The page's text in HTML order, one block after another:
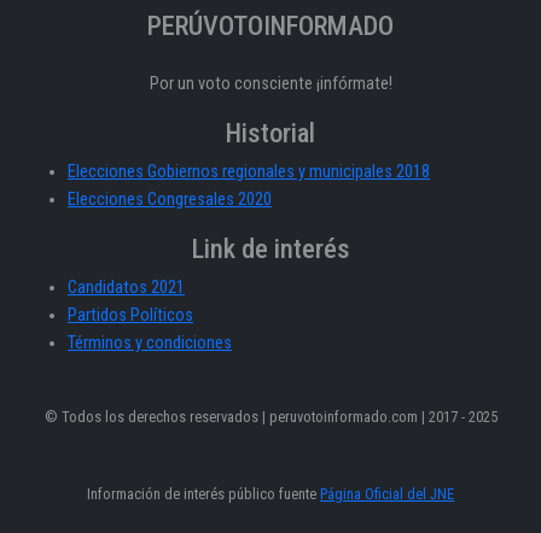
PERÚVOTOINFORMADO
Por un voto consciente ¡infórmate!
Historial
Elecciones Gobiernos regionales y municipales 2018
Elecciones Congresales 2020
Link de interés
Candidatos 2021
Partidos Políticos
Términos y condiciones
© Todos los derechos reservados | peruvotoinformado.com | 2017 - 2025
Información de interés público fuente Página Oficial del JNE